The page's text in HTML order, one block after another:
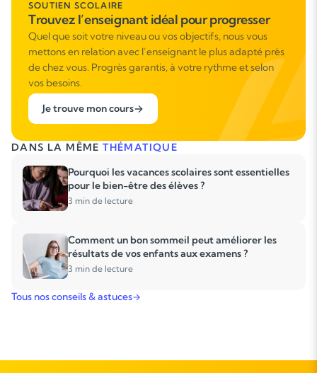
SOUTIEN SCOLAIRE
Trouvez l’enseignant idéal pour progresser
Quel que soit votre niveau ou vos objectifs, nous vous
mettons en relation avec l’enseignant le plus adapté près
de chez vous. Progrès garantis, à votre rythme et selon
vos besoins.
Je trouve mon cours
DANS LA MÊMETHÉMATIQUE
Pourquoi les vacances scolaires sont essentielles
pour le bien-être des élèves ?
3 min de lecture
Comment un bon sommeil peut améliorer les
résultats de vos enfants aux examens ?
3 min de lecture
Tous nos conseils & astuces